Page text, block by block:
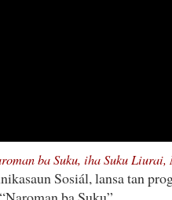
ba Suku, iha Suku
Sosiál, lansa tan